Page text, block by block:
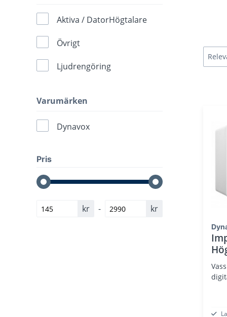
Aktiva / DatorHögtalare
Övrigt
Ljudrengöring
Varumärken
Dynavox
Pris
kr - kr